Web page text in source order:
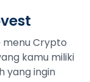
menu Crypto
kamu miliki
yang ingin